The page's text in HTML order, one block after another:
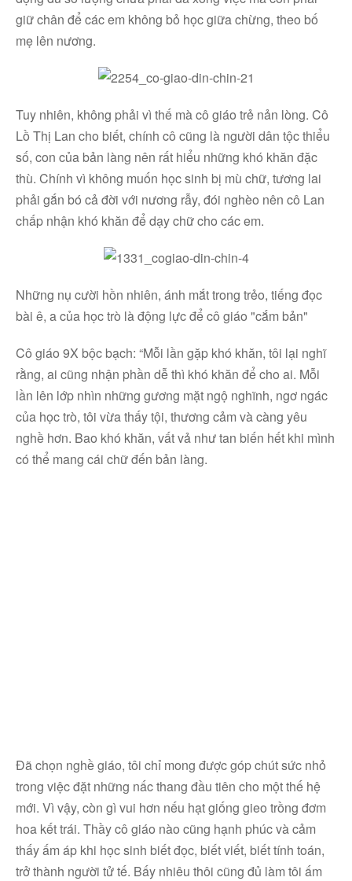
giữ chân để các em không bỏ học giữa chừng, theo bố
mẹ lên nương.
Tuy nhiên, không phải vì thế mà cô giáo trẻ nản lòng. Cô
Lồ Thị Lan cho biết, chính cô cũng là người dân tộc thiểu
số, con của bản làng nên rất hiểu những khó khăn đặc
thù. Chính vì không muốn học sinh bị mù chữ, tương lai
phải gắn bó cả đời với nương rẫy, đói nghèo nên cô Lan
chấp nhận khó khăn để dạy chữ cho các em.
Những nụ cười hồn nhiên, ánh mắt trong trẻo, tiếng đọc
bài ê, a của học trò là động lực để cô giáo "cắm bản"
Cô giáo 9X bộc bạch: “Mỗi lần gặp khó khăn, tôi lại nghĩ
rằng, ai cũng nhận phần dễ thì khó khăn để cho ai. Mỗi
lần lên lớp nhìn những gương mặt ngộ nghĩnh, ngơ ngác
của học trò, tôi vừa thấy tội, thương cảm và càng yêu
nghề hơn. Bao khó khăn, vất vả như tan biến hết khi mình
có thể mang cái chữ đến bản làng.
Đã chọn nghề giáo, tôi chỉ mong được góp chút sức nhỏ
trong việc đặt những nấc thang đầu tiên cho một thế hệ
mới. Vì vậy, còn gì vui hơn nếu hạt giống gieo trồng đơm
hoa kết trái. Thầy cô giáo nào cũng hạnh phúc và cảm
thấy ấm áp khi học sinh biết đọc, biết viết, biết tính toán,
trở thành người tử tế. Bấy nhiêu thôi cũng đủ làm tôi ấm